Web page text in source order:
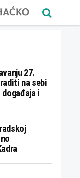
27.
na sebi
i